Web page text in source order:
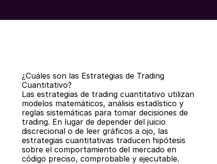
Regresar
¿Cuáles son las Estrategias de Trading
Cuantitativo?
Las estrategias de trading cuantitativo utilizan
modelos matemáticos, análisis estadístico y
reglas sistemáticas para tomar decisiones de
trading. En lugar de depender del juicio
discrecional o de leer gráficos a ojo, las
estrategias cuantitativas traducen hipótesis
sobre el comportamiento del mercado en
código preciso, comprobable y ejecutable.